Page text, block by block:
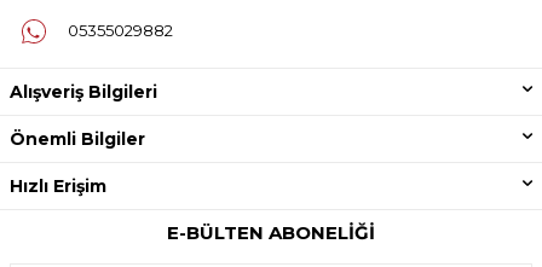
05355029882
Alışveriş Bilgileri
Önemli Bilgiler
Hızlı Erişim
E-BÜLTEN ABONELIĞI